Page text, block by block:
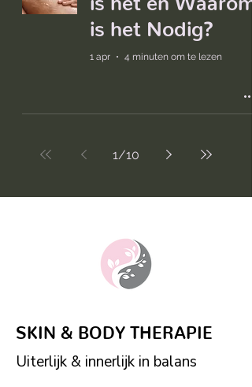
is het Nodig?
1 apr 4 minuten om te lezen
1/10
SKIN & BODY THERAPIE
Uiterlijk & innerlijk in balans